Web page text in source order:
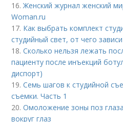
16.Женский журнал женский
Woman.ru
17. Как выбрать комплект
студийный свет, от чего
18.Сколько нельзя лежать
пациенту после инъекций
диспорт)
19.Семь шагов к студийной
съемки. Часть 1
20.Омоложение зоны поз
вокруг глаз